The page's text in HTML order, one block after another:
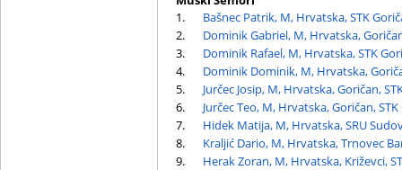
1.
Bašnec Patrik, M, Hrvatska, STK
2.
Dominik Gabriel, M, Hrvatska,
3.
Dominik Rafael, M, Hrvatska, STK
4.
Dominik Dominik, M, Hrvatska,
5.
Jurčec Josip, M, Hrvatska, Goričan,
6.
Jurčec Teo, M, Hrvatska, Goričan,
7.
Hidek Matija, M, Hrvatska, SRU
8.
Kraljić Dario, M, Hrvatska, Trnovec
9.
Herak Zoran, M, Hrvatska, Križevci,